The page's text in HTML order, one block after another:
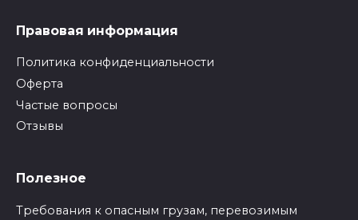
Правовая информация
Политика конфиденциальности
Оферта
Частые вопросы
Отзывы
Полезное
Требования к опасным грузам, перевозимым